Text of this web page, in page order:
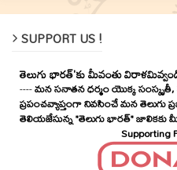
SUPPORT US !
తెలుగు భారత్'కు మీవంతు
----మన సనాతన ధర్మం యొక్క
ప్రపంచవ్యాప్తంగా నివసించే మన తెలుగు
తెలియజేసున్న "తెలుగు భారత్" జాలికకు
Supporting